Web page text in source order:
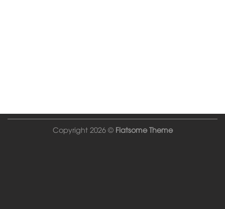
Copyright 2026 © Flatsome Theme